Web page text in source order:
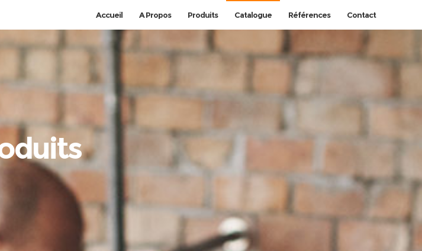
Accueil A Propos Produits Catalogue Références Contact